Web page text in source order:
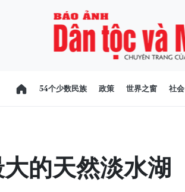
54个少数民族 政策 世界之窗 社会
的天然淡水湖